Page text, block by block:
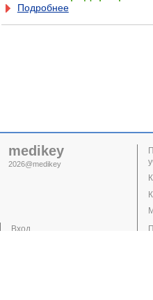
Подробнее
medikey
2026@medikey
Вход